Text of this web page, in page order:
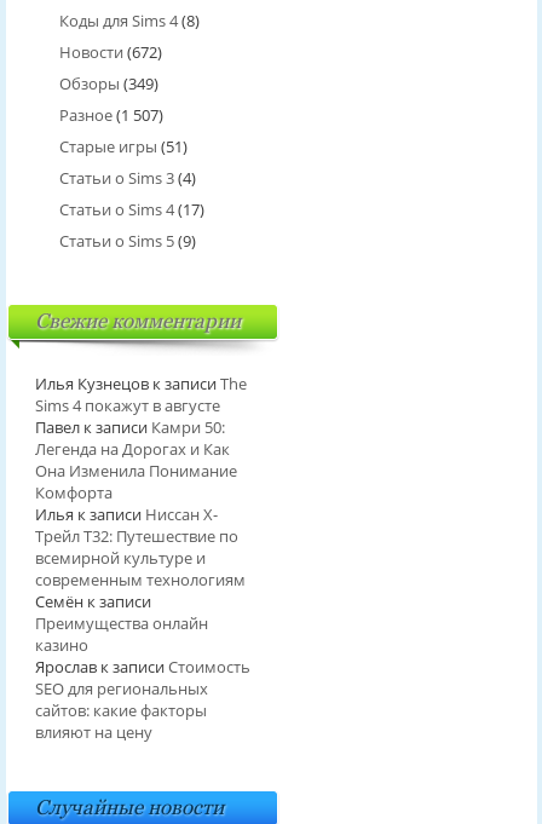
Коды для Sims 4(8)
Новости (672)
Обзоры (349)
Разное(1 507)
Старые игры (51)
Статьи о Sims 3(4)
Статьи о Sims 4(17)
Статьи о Sims 5(9)
Свежие комментарии
Илья Кузнецовк записиThe
Sims 4 покажут в августе
Павелк записи Камри 50:
Легенда на Дорогах и Как
Она Изменила Понимание
Комфорта
Илья к записи Ниссан Х-
Трейл T32: Путешествие по
всемирной культуре и
современным технологиям
Семёнк записи
Преимущества онлайн
казино
Ярославк записиСтоимость
SEO для региональных
сайтов: какие факторы
влияют на цену
Случайные новости